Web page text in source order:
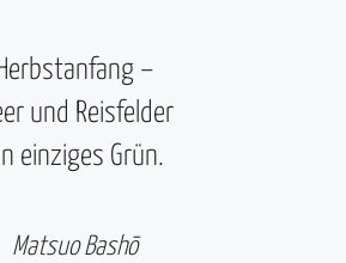
–
und Reisfelder
einziges Grün.
Matsuo Bashō